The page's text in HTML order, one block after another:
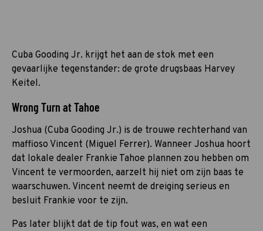
Cuba Gooding Jr. krijgt het aan de stok met een
gevaarlijke tegenstander: de grote drugsbaas Harvey
Keitel.
Wrong Turn at Tahoe
Joshua (Cuba Gooding Jr.) is de trouwe rechterhand van
maffioso Vincent (Miguel Ferrer). Wanneer Joshua hoort
dat lokale dealer Frankie Tahoe plannen zou hebben om
Vincent te vermoorden, aarzelt hij niet om zijn baas te
waarschuwen. Vincent neemt de dreiging serieus en
besluit Frankie voor te zijn.
Pas later blijkt dat de tip fout was, en wat een